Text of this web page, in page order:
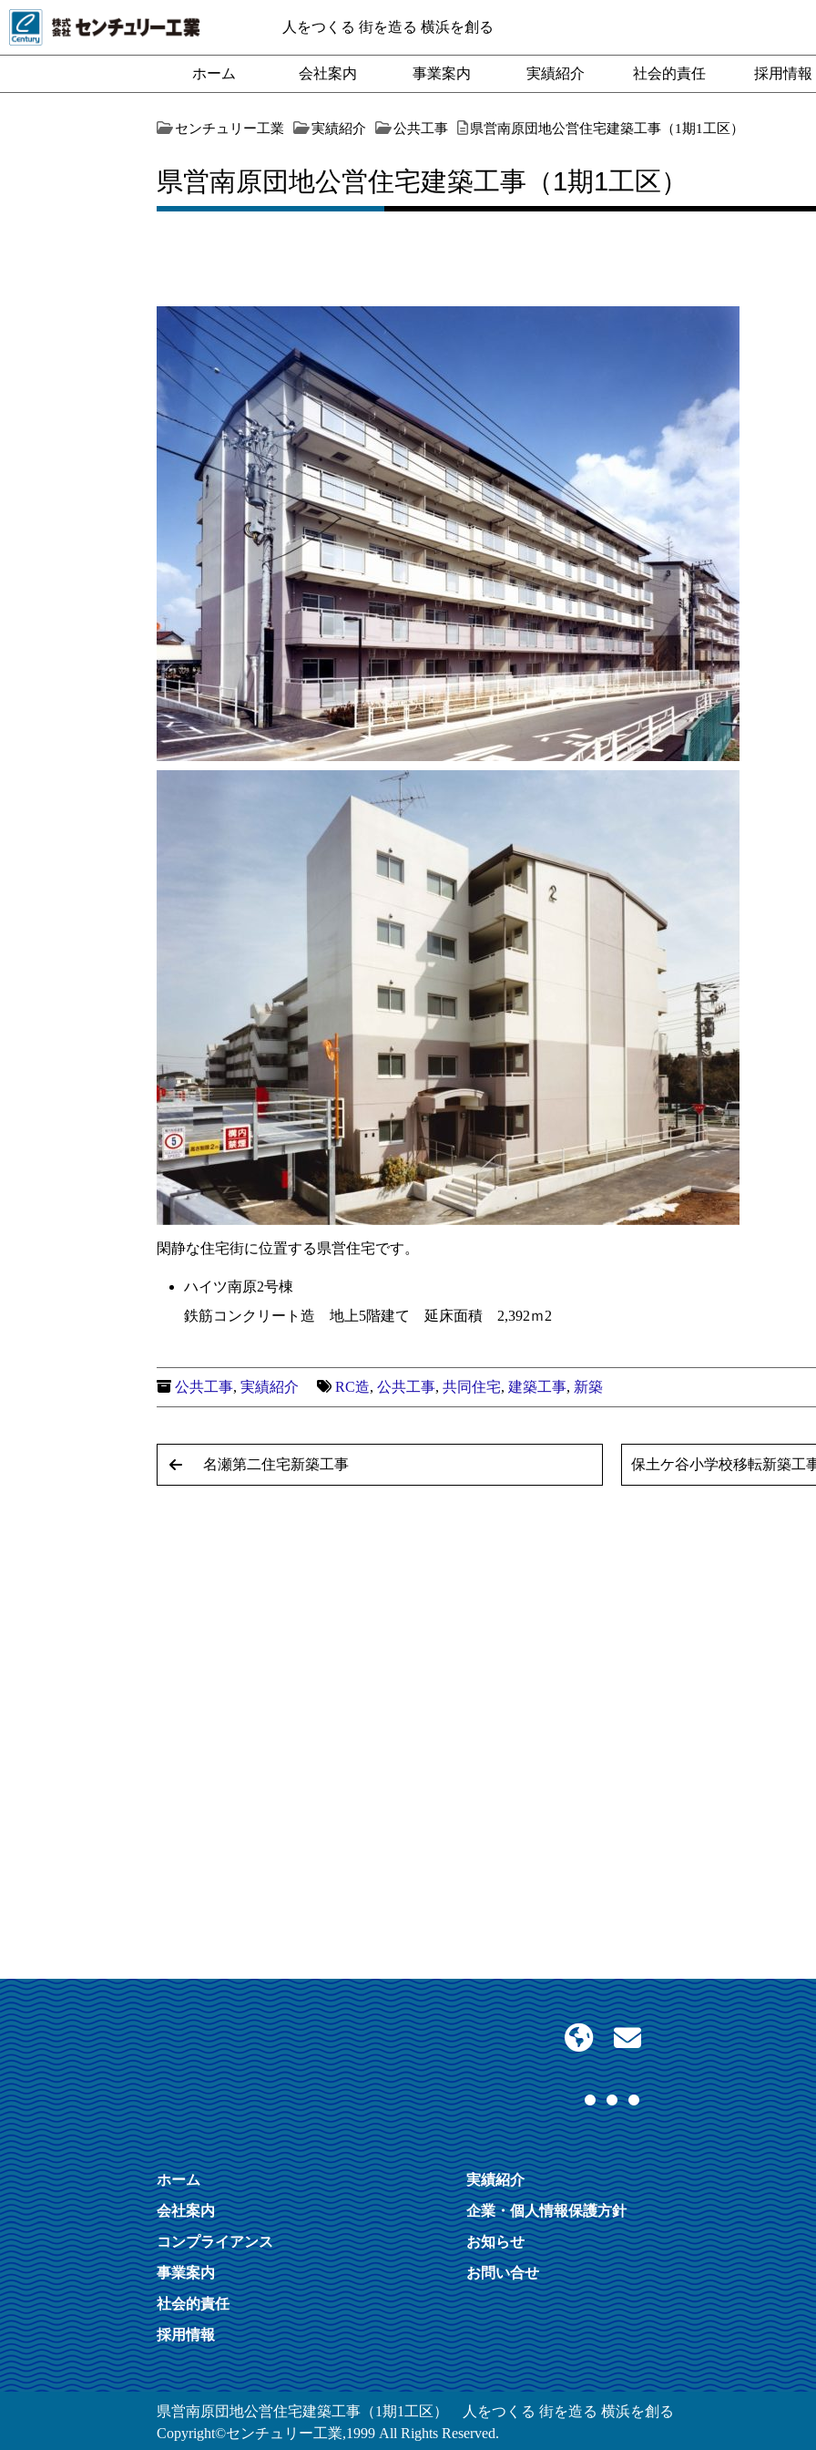
人をつくる 街を造る 横浜を創る
ホーム 会社案内 事業案内 実績紹介 社会的責任 採用情報
センチュリー工業 実績紹介 公共工事 県営南原団地公営住宅建築工事（1期1工区）
県営南原団地公営住宅建築工事（1期1工区）
閑静な住宅街に位置する県営住宅です。
ハイツ南原2号棟
鉄筋コンクリート造 地上5階建て 延床面積 2,392ｍ2
公共工事, 実績紹介 RC造, 公共工事, 共同住宅, 建築工事, 新築
名瀬第二住宅新築工事 保土ケ谷小学校移転新築工
ホーム
会社案内
コンプライアンス
事業案内
社会的責任
採用情報
実績紹介
企業・個人情報保護方針
お知らせ
お問い合せ
県営南原団地公営住宅建築工事（1期1工区） 人をつくる 街を造る 横浜を創る
Copyright©センチュリー工業,1999 All Rights Reserved.